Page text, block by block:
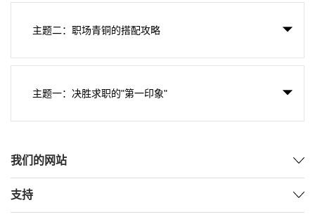
主题二：职场青铜的搭配攻略
主题一：决胜求职的"第一印象"
我们的网站
支持